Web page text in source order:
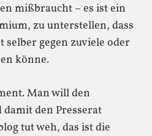
mißbraucht – es ist ein
zu unterstellen, dass
selber gegen zuviele oder
könne.
Man will den
den Presserat
tut weh, das ist die